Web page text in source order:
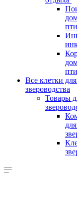
Все клетки
звероводства
Товары